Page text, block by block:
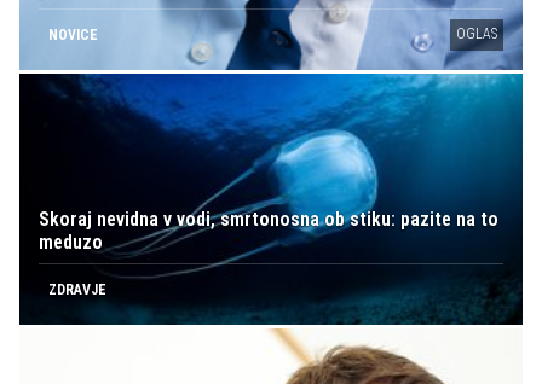
NOVICE OGLAS
Skoraj nevidna v vodi, smrtonosna ob stiku: pazite na to
meduzo
ZDRAVJE